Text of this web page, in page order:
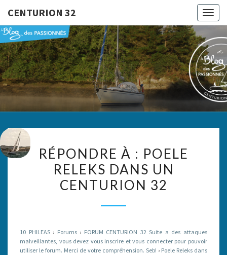
CENTURION 32
32
Le Blog
Des
Passionnés
À :
POELE
RELEKS
32
RÉPONDRE À : POELE
RELEKS DANS UN
CENTURION 32
10 PHILEAS › Forums › FORUM CENTURION 32 Suite a des attaques
malveillantes, vous devez vous inscrire et vous connecter pour pouvoir
utiliser le forum. Merci de votre compréhension. Seb! › Poele Releks dans